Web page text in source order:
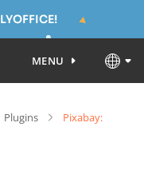
MENU
Plugins
Pixabay: